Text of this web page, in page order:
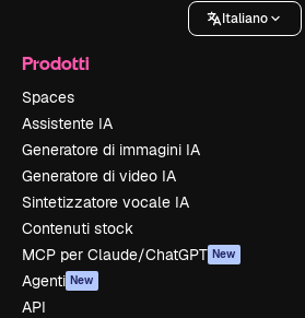
Italiano
Prodotti
Spaces
Assistente IA
Generatore di immagini IA
Generatore di video IA
Sintetizzatore vocale IA
Contenuti stock
MCP per Claude/ChatGPT New
Agenti New
API